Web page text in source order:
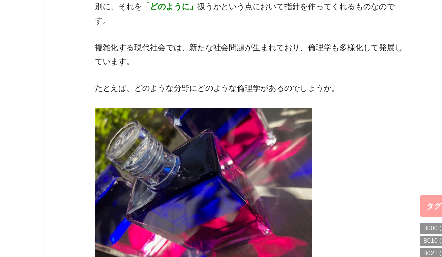
別に、それを 「どのように」 扱うかという点において指針を作ってくれるものなので
す。
複雑化する現代社会では、新たな社会問題が生まれており、倫理学も多様化して発展し
ています。
たとえば、どのような分野にどのような倫理学があるのでしょうか。
タ
B000
B010
B021